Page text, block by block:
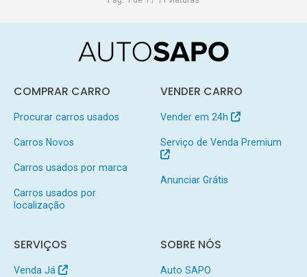
COMPRAR CARRO
Procurar carros usados
Carros Novos
Carros usados por marca
Carros usados por
localização
VENDER CARRO
Vender em 24h
Serviço de Venda Premium
Anunciar Grátis
SERVIÇOS
Venda Já
SOBRE NÓS
Auto SAPO